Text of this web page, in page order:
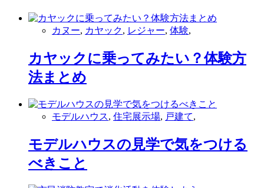
カヌー, カヤック, レジャー, 体験,
カヤックに乗ってみたい？体験方
法まとめ
モデルハウス, 住宅展示場, 戸建て,
モデルハウスの見学で気をつける
べきこと